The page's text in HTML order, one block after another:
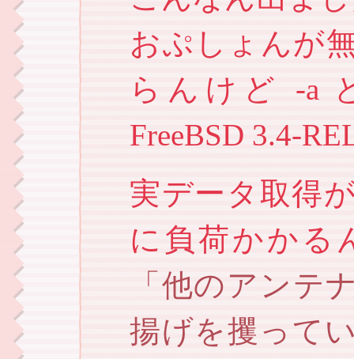
おぷしょんが
らんけど -a
FreeBSD 3.4-
実データ取得
に負荷かかる
他のアンテ
揚げを攫って